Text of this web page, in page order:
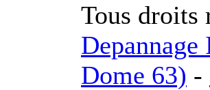
Tous droits
Dome 63) -